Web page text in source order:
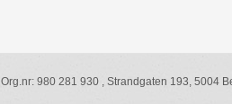
980 281 930 , Strandgaten 193, 5004